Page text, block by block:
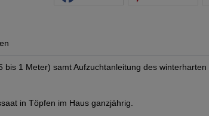
1 Meter) samt Aufzuchtanleitung des winterharten
in Töpfen im Haus ganzjährig.